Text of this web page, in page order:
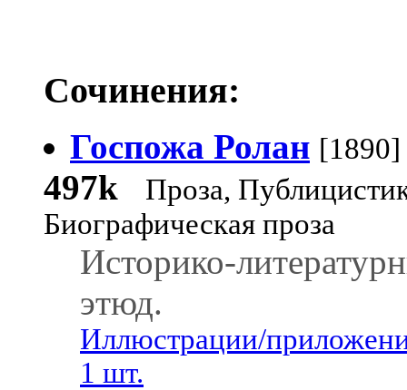
Сочинения:
Госпожа Ролан [1890]
497k
Проза,
Биографическая проза
Историко-
этюд.
Иллюстрации/
1 шт.